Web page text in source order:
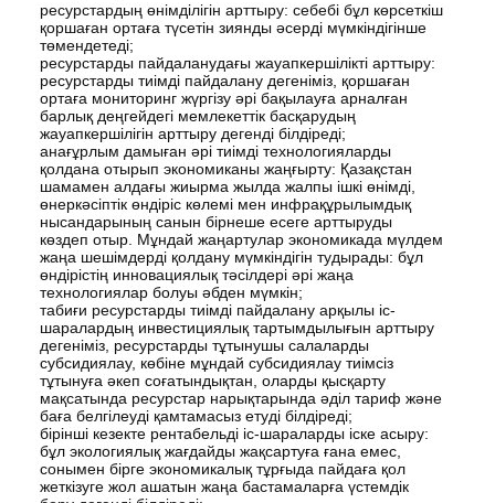
ресурстардың өнімділігін арттыру: себебі бұл көрсеткіш
қоршаған ортаға түсетін зиянды әсерді мүмкіндігінше
төмендетеді;
ресурстарды пайдаланудағы жауапкершілікті арттыру:
ресурстарды тиімді пайдалану дегеніміз, қоршаған
ортаға мониторинг жүргізу әрі бақылауға арналған
барлық деңгейдегі мемлекеттік басқарудың
жауапкершілігін арттыру дегенді білдіреді;
анағұрлым дамыған әрі тиімді технологияларды
қолдана отырып экономиканы жаңғырту: Қазақстан
шамамен алдағы жиырма жылда жалпы ішкі өнімді,
өнеркәсіптік өндіріс көлемі мен инфрақұрылымдық
нысандарының санын бірнеше есеге арттыруды
көздеп отыр. Мұндай жаңартулар экономикада мүлдем
жаңа шешімдерді қолдану мүмкіндігін тудырады: бұл
өндірістің инновациялық тәсілдері әрі жаңа
технологиялар болуы әбден мүмкін;
табиғи ресурстарды тиімді пайдалану арқылы іс-
шаралардың инвестициялық тартымдылығын арттыру
дегеніміз, ресурстарды тұтынушы салаларды
субсидиялау, көбіне мұндай субсидиялау тиімсіз
тұтынуға әкеп соғатындықтан, оларды қысқарту
мақсатында ресурстар нарықтарында әділ тариф және
баға белгілеуді қамтамасыз етуді білдіреді;
бірінші кезекте рентабельді іс-шараларды іске асыру:
бұл экологиялық жағдайды жақсартуға ғана емес,
сонымен бірге экономикалық тұрғыда пайдаға қол
жеткізуге жол ашатын жаңа бастамаларға үстемдік